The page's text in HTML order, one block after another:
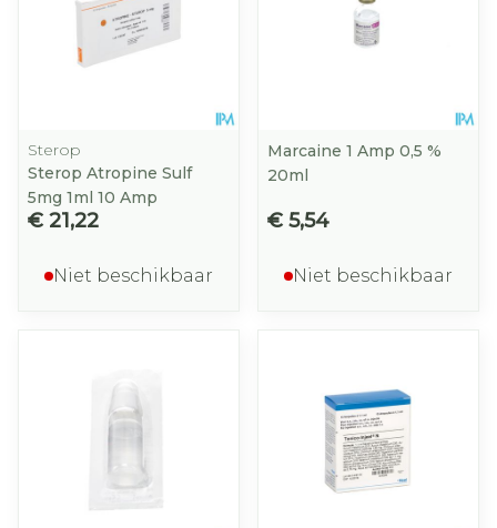
Sterop
Sterop Atropine Sulf
5mg 1ml 10 Amp
€ 21,22
Niet beschikbaar
Marcaine 1 Amp 0,5 %
20ml
€ 5,54
Niet beschikbaar